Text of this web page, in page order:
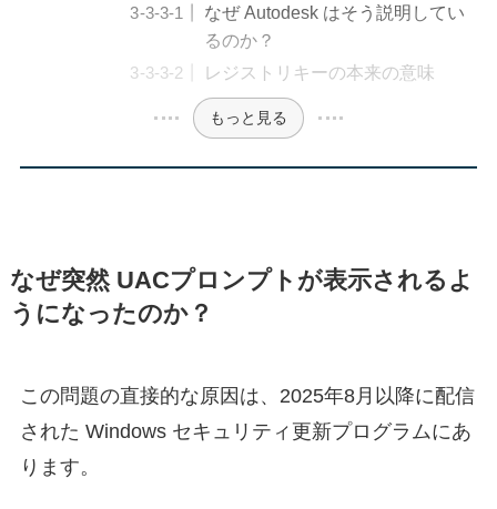
なぜ Autodesk はそう説明してい
るのか？
レジストリキーの本来の意味
もっと見る
なぜ突然 UACプロンプトが表示されるよ
うになったのか？
この問題の直接的な原因は、2025年8月以降に配信
された Windows セキュリティ更新プログラムにあ
ります。